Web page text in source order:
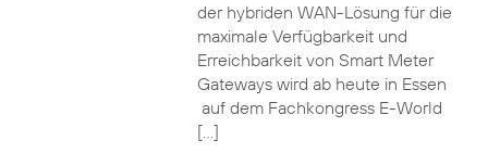
der hybriden WAN-Lösung für die
maximale Verfügbarkeit und
Erreichbarkeit von Smart Meter
Gateways wird ab heute in Essen
auf dem Fachkongress E-World
[…]